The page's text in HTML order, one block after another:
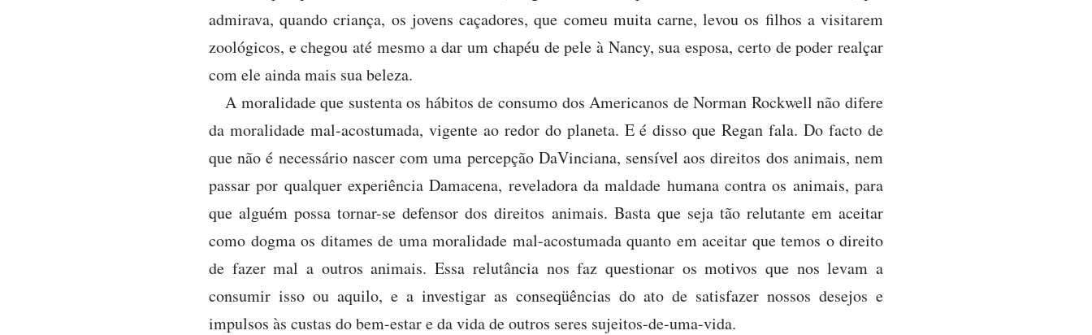
admirava, quando criança, os jovens caçadores, que comeu muita carne, levou os filhos a visitarem
zoológicos, e chegou até mesmo a dar um chapéu de pele à Nancy, sua esposa, certo de poder realçar
com ele ainda mais sua beleza.
A moralidade que sustenta os hábitos de consumo dos Americanos de Norman Rockwell não difere
da moralidade mal-acostumada, vigente ao redor do planeta. E é disso que Regan fala. Do facto de
que não é necessário nascer com uma percepção DaVinciana, sensível aos direitos dos animais, nem
passar por qualquer experiência Damacena, reveladora da maldade humana contra os animais, para
que alguém possa tornar-se defensor dos direitos animais. Basta que seja tão relutante em aceitar
como dogma os ditames de uma moralidade mal-acostumada quanto em aceitar que temos o direito
de fazer mal a outros animais. Essa relutância nos faz questionar os motivos que nos levam a
consumir isso ou aquilo, e a investigar as conseqüências do ato de satisfazer nossos desejos e
impulsos às custas do bem-estar e da vida de outros seres sujeitos-de-uma-vida.